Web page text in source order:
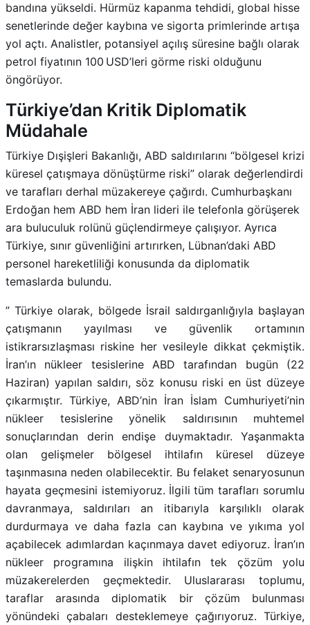
bandına yükseldi. Hürmüz kapanma tehdidi, global hisse
senetlerinde değer kaybına ve sigorta primlerinde artışa
yol açtı. Analistler, potansiyel açılış süresine bağlı olarak
petrol fiyatının 100 USD’leri görme riski olduğunu
öngörüyor.
Türkiye’dan Kritik Diplomatik
Müdahale
Türkiye Dışişleri Bakanlığı, ABD saldırılarını “bölgesel krizi
küresel çatışmaya dönüştürme riski” olarak değerlendirdi
ve tarafları derhal müzakereye çağırdı. Cumhurbaşkanı
Erdoğan hem ABD hem İran lideri ile telefonla görüşerek
ara buluculuk rolünü güçlendirmeye çalışıyor. Ayrıca
Türkiye, sınır güvenliğini artırırken, Lübnan’daki ABD
personel hareketliliği konusunda da diplomatik
temaslarda bulundu.
” Türkiye olarak, bölgede İsrail saldırganlığıyla başlayan
çatışmanın yayılması ve güvenlik ortamının
istikrarsızlaşması riskine her vesileyle dikkat çekmiştik.
İran’ın nükleer tesislerine ABD tarafından bugün (22
Haziran) yapılan saldırı, söz konusu riski en üst düzeye
çıkarmıştır. Türkiye, ABD’nin İran İslam Cumhuriyeti’nin
nükleer tesislerine yönelik saldırısının muhtemel
sonuçlarından derin endişe duymaktadır. Yaşanmakta
olan gelişmeler bölgesel ihtilafın küresel düzeye
taşınmasına neden olabilecektir. Bu felaket senaryosunun
hayata geçmesini istemiyoruz. İlgili tüm tarafları sorumlu
davranmaya, saldırıları an itibarıyla karşılıklı olarak
durdurmaya ve daha fazla can kaybına ve yıkıma yol
açabilecek adımlardan kaçınmaya davet ediyoruz. İran’ın
nükleer programına ilişkin ihtilafın tek çözüm yolu
müzakerelerden geçmektedir. Uluslararası toplumu,
taraflar arasında diplomatik bir çözüm bulunması
yönündeki çabaları desteklemeye çağırıyoruz. Türkiye,